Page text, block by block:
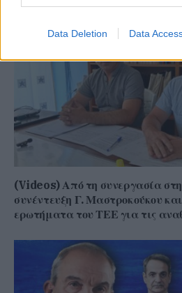
Data Deletion Data
(Videos) Από τη συνεργασία
συνέντευξη Γ. Μαστροκούκου
ερωτήματα του ΤΕΕ για τις